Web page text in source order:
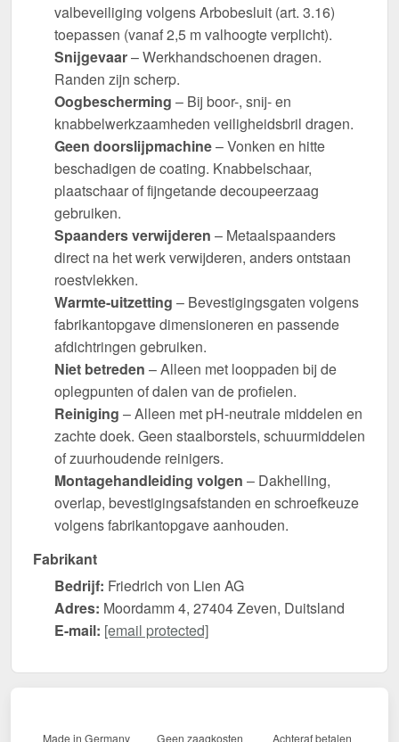
valbeveiliging volgens Arbobesluit (art. 3.16)
toepassen (vanaf 2,5 m valhoogte verplicht).
Snijgevaar– Werkhandschoenen dragen.
Randen zijn scherp.
Oogbescherming – Bij boor-, snij- en
knabbelwerkzaamheden veiligheidsbril dragen.
Geen doorslijpmachine– Vonken en hitte
beschadigen de coating. Knabbelschaar,
plaatschaar of fijngetande decoupeerzaag
gebruiken.
Spaanders verwijderen – Metaalspaanders
direct na het werk verwijderen, anders ontstaan
roestvlekken.
Warmte-uitzetting – Bevestigingsgaten volgens
fabrikantopgave dimensioneren en passende
afdichtringen gebruiken.
Niet betreden – Alleen met looppaden bij de
oplegpunten of dalen van de profielen.
Reiniging – Alleen met pH-neutrale middelen en
zachte doek. Geen staalborstels, schuurmiddelen
of zuurhoudende reinigers.
Montagehandleiding volgen – Dakhelling,
overlap, bevestigingsafstanden en schroefkeuze
volgens fabrikantopgave aanhouden.
Fabrikant
Bedrijf: Friedrich von Lien AG
Adres: Moordamm 4, 27404 Zeven, Duitsland
E-mail: [email protected]
Made in Germany Geen zaagkosten Achteraf betalen